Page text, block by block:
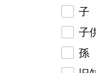
子
子
孫